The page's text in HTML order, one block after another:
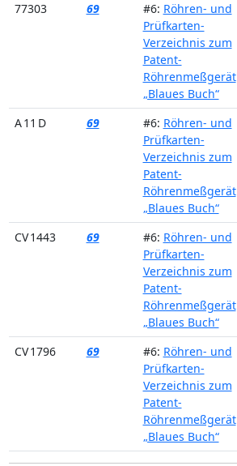
77303 69 #6: Röhren- und
Prüfkarten-
Verzeichnis zum
Patent-
Röhrenmeßgerät
„Blaues Buch“
A 11 D 69 #6: Röhren- und
Prüfkarten-
Verzeichnis zum
Patent-
Röhrenmeßgerät
„Blaues Buch“
CV 1443 69 #6: Röhren- und
Prüfkarten-
Verzeichnis zum
Patent-
Röhrenmeßgerät
„Blaues Buch“
CV 1796 69 #6: Röhren- und
Prüfkarten-
Verzeichnis zum
Patent-
Röhrenmeßgerät
„Blaues Buch“